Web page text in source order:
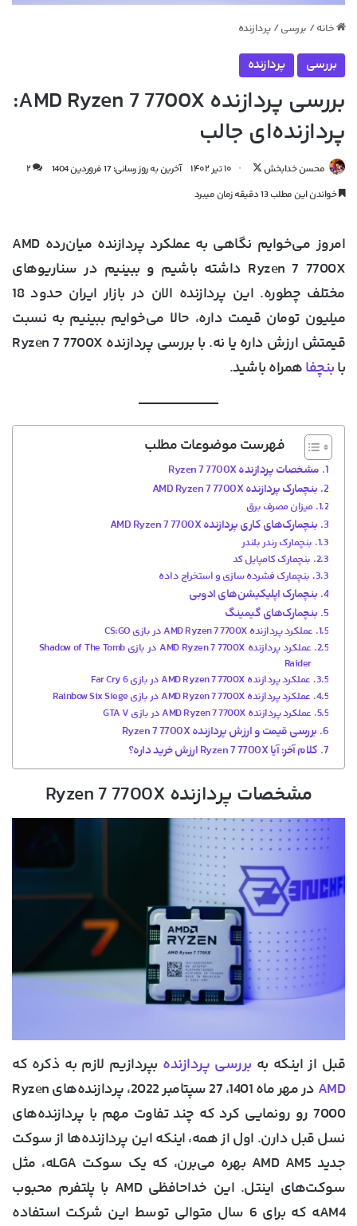
خانه / بررسی / پردازنده
بررسی پردازنده
بررسی پردازنده AMD Ryzen 7 7700X:
پردازنده‌ای جالب
محسن خدابخش
دنبال
کردن
۱۰ تیر ۱۴۰۲ آخرین به روز رسانی: 17 فروردین 1404
۲
خواندن این مطلب 13 دقیقه زمان میبرد
امروز می‌خوایم نگاهی به عملکرد پردازنده میان‌رده AMD
Ryzen 7 7700X داشته باشیم و ببینیم در سناریوهای
مختلف چطوره. این پردازنده الان در بازار ایران حدود 18
میلیون تومان قیمت داره، حالا می‌خوایم ببینیم به نسبت
قیمتش ارزش داره یا نه. با بررسی پردازنده Ryzen 7 7700X
بابنچفاهمراه باشید.
فهرست موضوعات مطلب
مشخصات پردازنده Ryzen 7 7700X
بنچمارک پردازنده AMD Ryzen 7 7700X
میزان مصرف برق
بنچمارک‌های کاری پردازنده AMD Ryzen 7 7700X
بنچمارک رندر بلندر
بنچمارک کامپایل کد
بنچمارک فشرده سازی و استخراج داده
بنچمارک اپلیکیشن‌های ادوبی
بنچمارک‌های گیمینگ
عملکرد پردازنده AMD Ryzen 7 7700X در بازی CS:GO
عملکرد پردازنده AMD Ryzen 7 7700X در بازی Shadow of The Tomb
Raider
عملکرد پردازنده AMD Ryzen 7 7700X در بازی Far Cry 6
عملکرد پردازنده AMD Ryzen 7 7700X در بازی Rainbow Six Siege
عملکرد پردازنده AMD Ryzen 7 7700X در بازی GTA V
بررسی قیمت و ارزش پردازنده Ryzen 7 7700X
کلام آخر: آیا Ryzen 7 7700X ارزش خرید داره؟
مشخصات پردازنده Ryzen 7 7700X
قبل از اینکه به بررسی پردازنده بپردازیم لازم به ذکره که
AMD
در مهر ماه 1401، 27 سپتامبر 2022، پردازنده‌های Ryzen
7000 رو رونمایی کرد که چند تفاوت مهم با پردازنده‌های
نسل قبل دارن. اول از همه، اینکه این پردازنده‌ها از سوکت
جدید AMD AM5 بهره می‌برن، که یک سوکت LGA‍ه، مثل
سوکت‌های اینتل. این خداحافظی AMD با پلتفرم محبوب
AM4‍ه که برای 6 سال متوالی توسط این شرکت استفاده